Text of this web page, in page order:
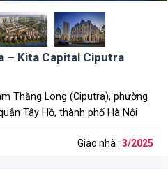
– Kita Capital Ciputra
Thăng Long (Ciputra), phường
Tây Hồ, thành phố Hà Nội
Giao nhà : 3/2025